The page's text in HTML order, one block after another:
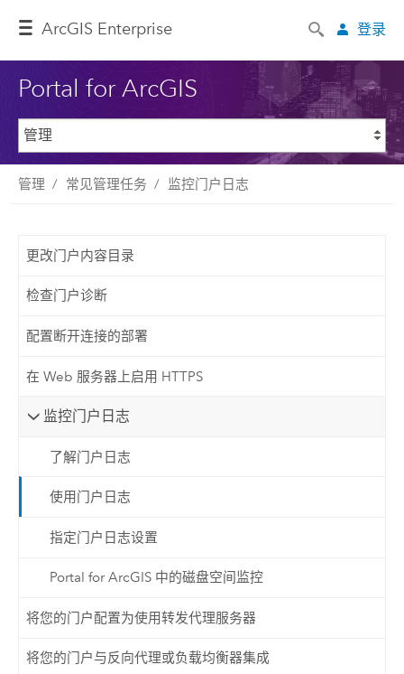
ArcGIS Enterprise 登录
Portal for ArcGIS
管理 常见管理任务 监控门户日志
更改门户内容目录
检查门户诊断
配置断开连接的部署
在 Web 服务器上启用 HTTPS
监控门户日志
了解门户日志
使用门户日志
指定门户日志设置
Portal for ArcGIS 中的磁盘空间监控
将您的门户配置为使用转发代理服务器
将您的门户与反向代理或负载均衡器集成